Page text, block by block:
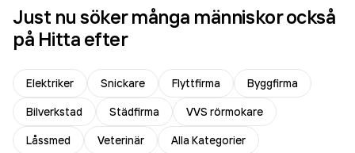
Just nu söker många människor också
på Hitta efter
Elektriker Snickare Flyttfirma
Byggfirma
Bilverkstad
Städfirma
VVS rörmokare
Låssmed
Veterinär Alla Kategorier